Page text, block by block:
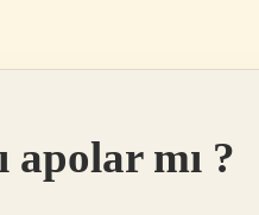
apolar mı ?